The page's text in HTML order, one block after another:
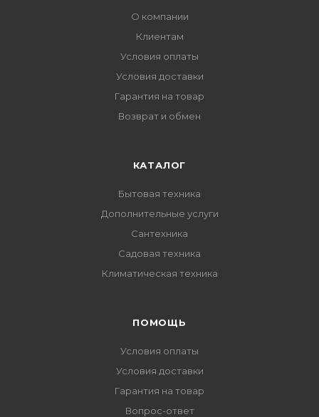
О компании
Клиентам
Условия оплаты
Условия доставки
Гарантия на товар
Возврат и обмен
КАТАЛОГ
Бытовая техника
Дополнительные услуги
Сантехника
Садовая техника
Климатическая техника
ПОМОЩЬ
Условия оплаты
Условия доставки
Гарантия на товар
Вопрос-ответ